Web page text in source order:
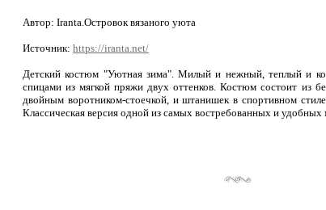
Автор: Iranta.Островок вязаного уюта
Источник: https://iranta.net/
Детский костюм "Уютная зима". Милый и нежный, теплый и
спицами из мягкой пряжи двух оттенков. Костюм состоит из
двойным воротником-стоечкой, и штанишек в спортивном
Классическая версия одной из самых востребованных и удобных